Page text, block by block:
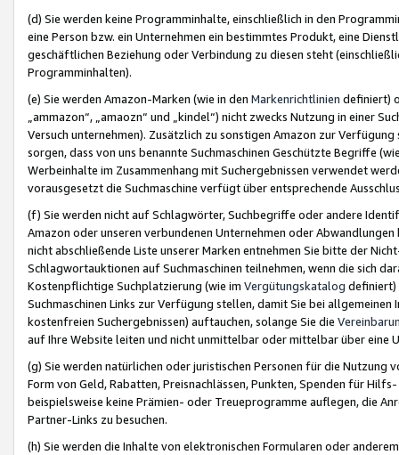
(d) Sie werden keine Programminhalte, einschließlich in den
eine Person bzw. ein Unternehmen ein bestimmtes Produkt, eine
geschäftlichen Beziehung oder Verbindung zu diesen steht
Programminhalten).
(e) Sie werden Amazon-Marken (wie in den Markenrichtlinien definiert)
„ammazon“, „amaozn“ und „kindel“) nicht zwecks Nutzung in einer
Versuch unternehmen). Zusätzlich zu sonstigen Amazon zur
sorgen, dass von uns benannte Suchmaschinen Geschützte Begriffe
Werbeinhalte im Zusammenhang mit Suchergebnissen verwendet
vorausgesetzt die Suchmaschine verfügt über entsprechende
(f) Sie werden nicht auf Schlagwörter, Suchbegriffe oder andere
Amazon oder unseren verbundenen Unternehmen oder
nicht abschließende Liste unserer Marken entnehmen Sie bitte der
Schlagwortauktionen auf Suchmaschinen teilnehmen, wenn die sich
Kostenpflichtige Suchplatzierung (wie im Vergütungskatalog definiert)
Suchmaschinen Links zur Verfügung stellen, damit Sie bei
kostenfreien Suchergebnissen) auftauchen, solange Sie die
auf Ihre Website leiten und nicht unmittelbar oder mittelbar über eine
(g) Sie werden natürlichen oder juristischen Personen für die Nutzung
Form von Geld, Rabatten, Preisnachlässen, Punkten, Spenden für
beispielsweise keine Prämien- oder Treueprogramme auflegen, die
Partner-Links zu besuchen.
(h) Sie werden die Inhalte von elektronischen Formularen oder